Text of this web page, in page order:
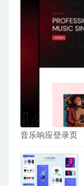
音乐响应登录页